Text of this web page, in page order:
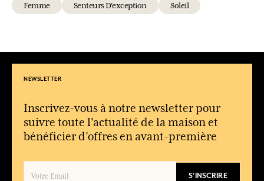
Femme Senteurs D'exception Soleil
NEWSLETTER
Inscrivez-vous à notre newsletter pour
suivre toute l'actualité de la maison et
bénéficier d’offres en avant-première
S'INSCRIRE